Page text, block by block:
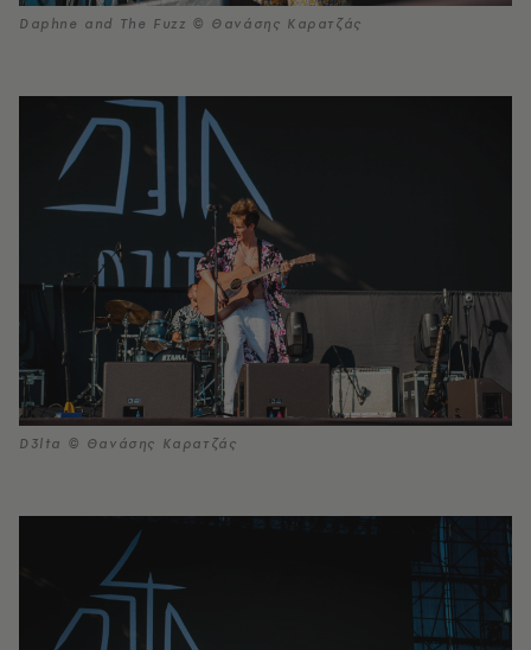
Daphne and The Fuzz © Θανάσης Καρατζάς
D3lta © Θανάσης Καρατζάς